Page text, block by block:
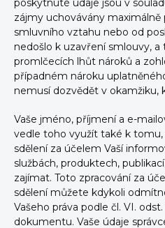
poskytnuté údaje jsou v
zájmy uchovávány
smluvního vztahu nebo od
nedošlo k uzavření smlouvy,
promlčecích lhůt nároků a
případném nároku
nemusí dozvědět v okamžiku,
Vaše jméno, příjmení a e-
vedle toho využít také k tomu,
sdělení za účelem Vaší
službách, produktech,
zajímat. Toto zpracování za
sdělení můžete kdykoli
Vašeho práva podle čl. VI.
dokumentu. Vaše údaje